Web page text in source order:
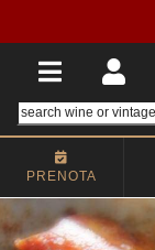
PRENOTA